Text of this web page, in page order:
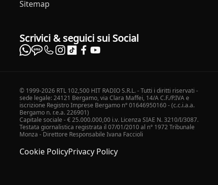
Sitemap
Scrivici & seguici sui Social
© 1999-2026 RTL 102,500 HIT RADIO S.R.L. - Tutti i diritti riservati -
sede legale: 24121 Bergamo, via Clara Maffei, 14/A C.F./P.IVA e
iscrizione Registro Imprese Bergamo n° 01646950160 - (c.c.i.a.a.
Bergamo n. r.e.a. 226901)
Capitale sociale - € 25.000.000,00 i.v. Licenza SIAE N. 3210/I/3087.
Testata giornalistica registrata il 07/01/2010 al n° 1972 Tribunale
Monza - Direttore Responsabile Ivana Faccioli
Cookie PolicyPrivacy Policy